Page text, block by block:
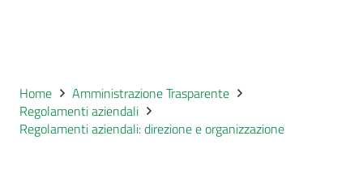
Home
Amministrazione Trasparente
Regolamenti aziendali
Regolamenti aziendali: direzione e organizzazione